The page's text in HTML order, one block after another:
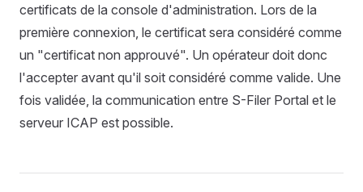
certificats de la console d'administration. Lors de la
première connexion, le certificat sera considéré comme
un "certificat non approuvé". Un opérateur doit donc
l'accepter avant qu'il soit considéré comme valide. Une
fois validée, la communication entre S-Filer Portal et le
serveur ICAP est possible.